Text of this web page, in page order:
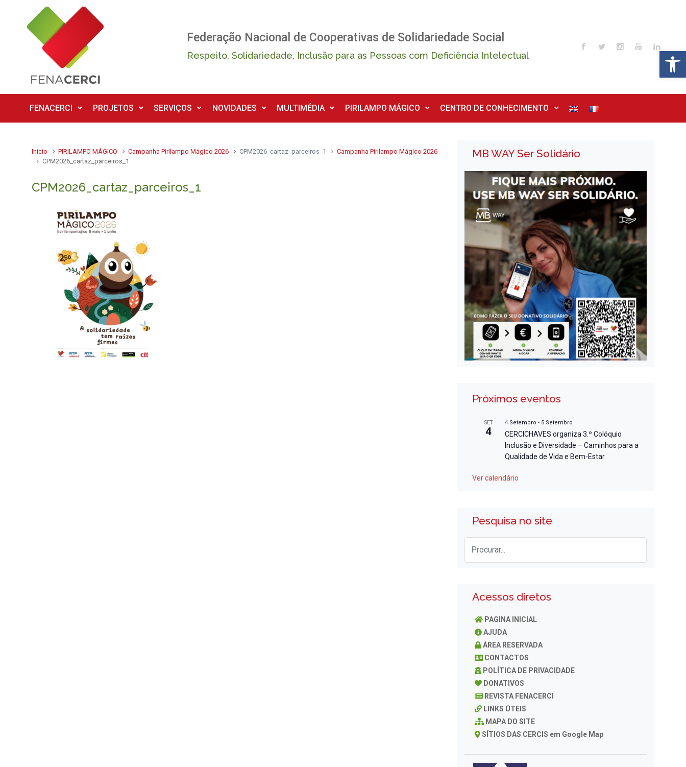
Skip to main content
Federação Nacional de Cooperativas de Solidariedade Social
Respeito, Solidariedade, Inclusão para as Pessoas com Deficiência Intelectual
FENACERCI PROJETOS SERVIÇOS NOVIDADES MULTIMÉDIA PIRILAMPO MÁGICO CENTRO DE CONHECIMENTO
Início PIRILAMPO MÁGICO Campanha Pirilampo Mágico 2026 CPM2026_cartaz_parceiros_1
Campanha Pirilampo Mágico 2026
CPM2026_cartaz_parceiros_1
CPM2026_cartaz_parceiros_1
MB WAY Ser Solidário
Próximos eventos
SET
4
4 Setembro - 5 Setembro
CERCICHAVES organiza 3.º Colóquio
Inclusão e Diversidade – Caminhos para a
Qualidade de Vida e Bem-Estar
Ver calendário
Pesquisa no site
Acessos diretos
PAGINA INICIAL
AJUDA
ÁREA RESERVADA
CONTACTOS
POLÍTICA DE PRIVACIDADE
DONATIVOS
REVISTA FENACERCI
LINKS ÚTEIS
MAPA DO SITE
SÍTIOS DAS CERCIS em Google Map